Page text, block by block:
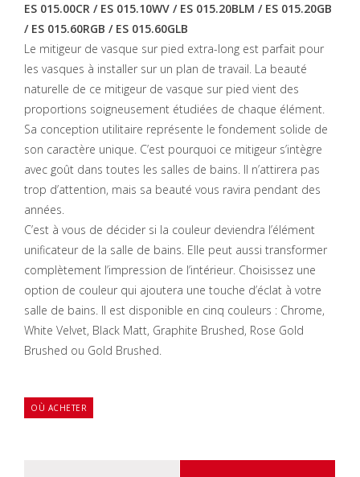
ES 015.00CR / ES 015.10WV / ES 015.20BLM / ES 015.20GB
/ ES 015.60RGB / ES 015.60GLB
Le mitigeur de vasque sur pied extra-long est parfait pour
les vasques à installer sur un plan de travail. La beauté
naturelle de ce mitigeur de vasque sur pied vient des
proportions soigneusement étudiées de chaque élément.
Sa conception utilitaire représente le fondement solide de
son caractère unique. C’est pourquoi ce mitigeur s’intègre
avec goût dans toutes les salles de bains. Il n’attirera pas
trop d’attention, mais sa beauté vous ravira pendant des
années.
C’est à vous de décider si la couleur deviendra l’élément
unificateur de la salle de bains. Elle peut aussi transformer
complètement l’impression de l’intérieur. Choisissez une
option de couleur qui ajoutera une touche d’éclat à votre
salle de bains. Il est disponible en cinq couleurs : Chrome,
White Velvet, Black Matt, Graphite Brushed, Rose Gold
Brushed ou Gold Brushed.
OÙ ACHETER